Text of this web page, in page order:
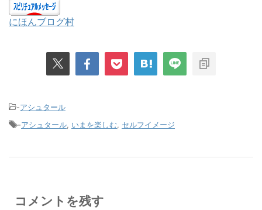
にほんブログ村
-アシュタール
-アシュタール, いまを楽しむ, セルフイメージ
コメントを残す